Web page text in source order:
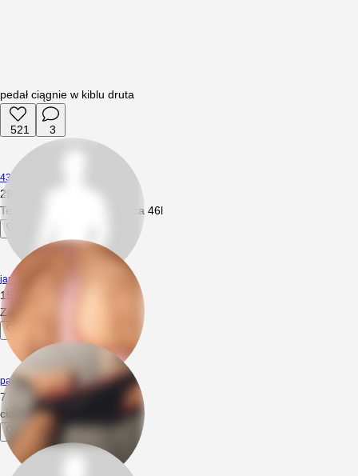
pedał ciągnie w kiblu druta
521 3
4345
29.01.2022
Tez bym pociagnol ja Debica 46l
jar262
15.07.2019
Zajebisciecie😜
pasywziebice
7.06.2018 05:49
ciagnac jest super :D